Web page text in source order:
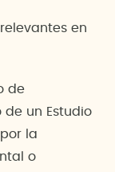
en
de
un Estudio
la
o